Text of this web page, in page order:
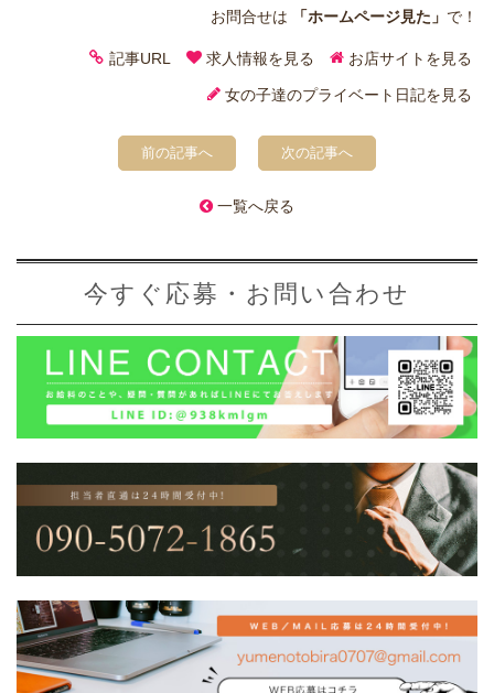
お問合せは 「ホームページ見た」 で！
記事URL 求人情報を見る お店サイトを見る
女の子達のプライベート日記を見る
前の記事へ 次の記事へ
一覧へ戻る
今すぐ応募・お問い合わせ